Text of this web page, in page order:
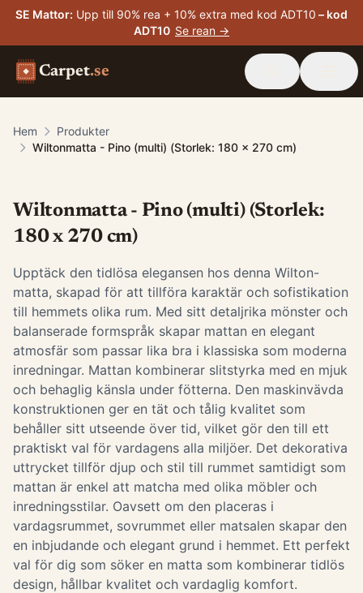
SE Mattor: Upp till 90% rea + 10% extra med kod ADT10 – kod
ADT10 Se rean →
Carpet.se
Hem
Produkter
Wiltonmatta - Pino (multi) (Storlek: 180 x 270 cm)
Wiltonmatta - Pino (multi) (Storlek:
180 x 270 cm)
Upptäck den tidlösa elegansen hos denna Wilton-
matta, skapad för att tillföra karaktär och sofistikation
till hemmets olika rum. Med sitt detaljrika mönster och
balanserade formspråk skapar mattan en elegant
atmosfär som passar lika bra i klassiska som moderna
inredningar. Mattan kombinerar slitstyrka med en mjuk
och behaglig känsla under fötterna. Den maskinvävda
konstruktionen ger en tät och tålig kvalitet som
behåller sitt utseende över tid, vilket gör den till ett
praktiskt val för vardagens alla miljöer. Det dekorativa
uttrycket tillför djup och stil till rummet samtidigt som
mattan är enkel att matcha med olika möbler och
inredningsstilar. Oavsett om den placeras i
vardagsrummet, sovrummet eller matsalen skapar den
en inbjudande och elegant grund i hemmet. Ett perfekt
val för dig som söker en matta som kombinerar tidlös
design, hållbar kvalitet och vardaglig komfort.